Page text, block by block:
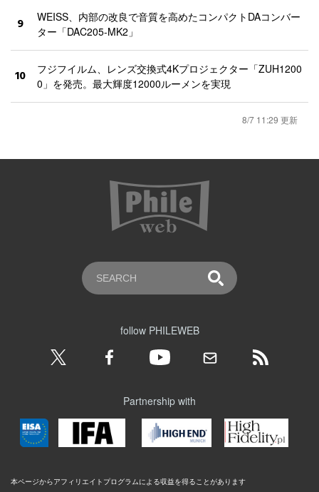
9
WEISS、内部の改良で音質を高めたコンパクトDAコンバー
ター「DAC205-MK2」
10
フジフイルム、レンズ交換式4Kプロジェクター「ZUH1200
0」を発売。最大輝度12000ルーメンを実現
8/7 11:29 更新
follow PHILEWEB
Partnership with
本ページからアフィリエイトプログラムによる収益を得ることがあります